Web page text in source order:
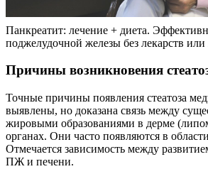
Панкреатит: лечение + диета.
поджелудочной железы без лекарств или
Причины возникновения
Точные причины появления стеатоза
выявлены, но доказана связь между
жировыми образованиями в дерме
органах. Они часто появляются в
Отмечается зависимость между
ПЖ и печени.